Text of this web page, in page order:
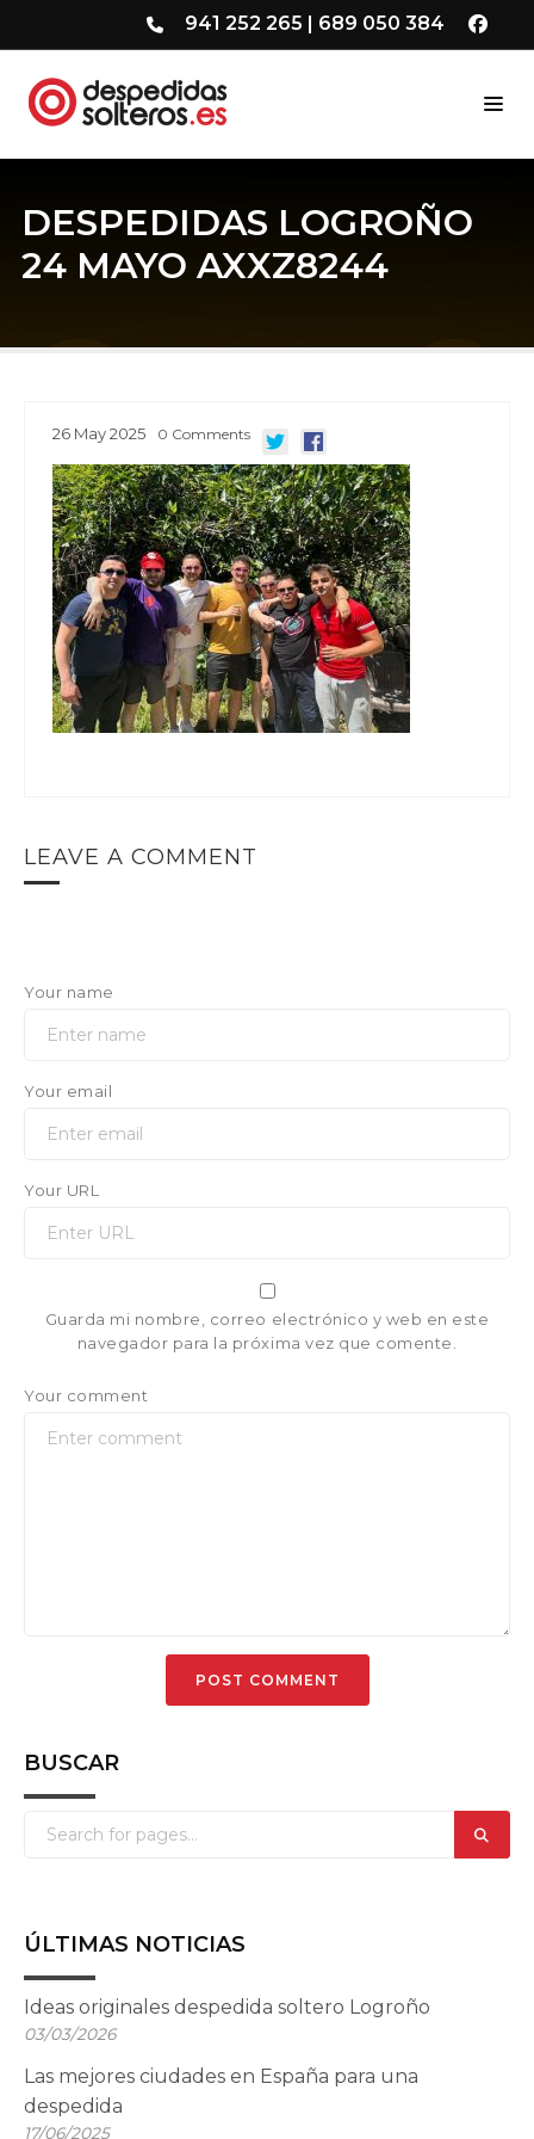
941 252 265 | 689 050 384
DESPEDIDAS LOGROÑO
24 MAYO AXXZ8244
26 May2025 0 Comments
LEAVE A COMMENT
Your name
Your email
Your URL
Guarda mi nombre, correo electrónico y web en este
navegador para la próxima vez que comente.
Your comment
BUSCAR
ÚLTIMAS NOTICIAS
Ideas originales despedida soltero Logroño
03/03/2026
Las mejores ciudades en España para una
despedida
17/06/2025